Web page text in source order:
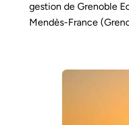
gestion de Grenoble
Mendès-France